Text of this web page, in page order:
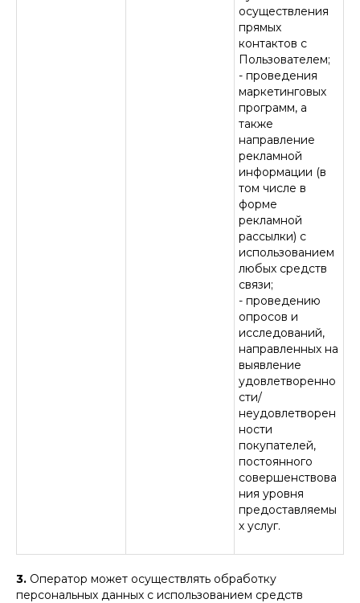
осуществления
прямых
контактов с
Пользователем;
- проведения
маркетинговых
программ, а
также
направление
рекламной
информации (в
том числе в
форме
рекламной
рассылки) с
использованием
любых средств
связи;
- проведению
опросов и
исследований,
направленных на
выявление
удовлетворенно
сти/
неудовлетворен
ности
покупателей,
постоянного
совершенствова
ния уровня
предоставляемы
х услуг.
3. Оператор может осуществлять обработку
персональных данных с использованием средств